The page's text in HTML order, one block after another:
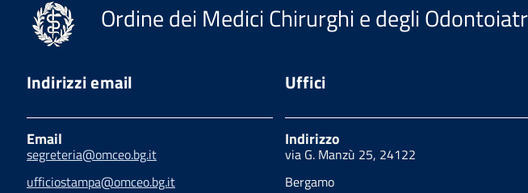
Ordine dei Medici Chirurghi e degli
Indirizzi email
Email
segreteria@omceo.bg.it
ufficiostampa@omceo.bg.it
Uffici
Indirizzo
via G. Manzù 25, 24122
Bergamo